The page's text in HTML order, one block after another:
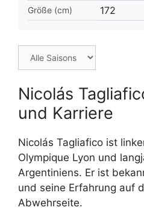
Größe (cm) 172
Nicolás
und Karriere
Nicolás Tagliafico ist
Olympique Lyon und
Argentiniens. Er ist
und seine Erfahrung auf
Abwehrseite.